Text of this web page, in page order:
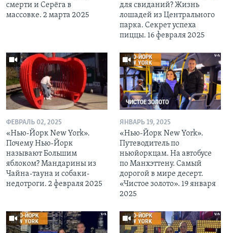
смерти и Серёга в
массовке. 2 марта 2025
для свиданий? Жизнь
лошадей из Центрального
парка. Секрет успеха
пиццы. 16 февраля 2025
ФЕВРАЛЬ 02, 2025
«Нью-Йорк New York».
Почему Нью-Йорк
называют Большим
яблоком? Мандарины из
Чайна-тауна и собаки-
недотроги. 2 февраля 2025
ЯНВАРЬ 19, 2025
«Нью-Йорк New York».
Путеводитель по
ньюйоркцам. На автобусе
по Манхэттену. Самый
дорогой в мире десерт.
«Чистое золото». 19 января
2025